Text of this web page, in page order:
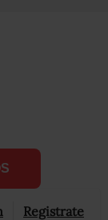
Registrate